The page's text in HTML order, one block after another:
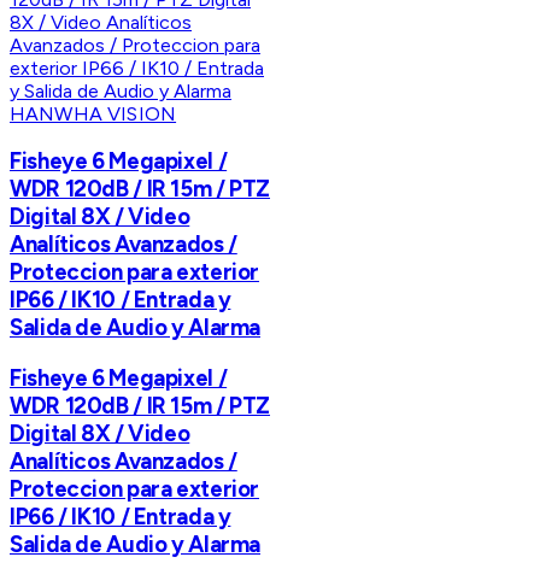
HANWHA VISION
Fisheye 6 Megapixel /
WDR 120dB / IR 15m / PTZ
Digital 8X / Video
Analíticos Avanzados /
Proteccion para exterior
IP66 / IK10 / Entrada y
Salida de Audio y Alarma
Fisheye 6 Megapixel /
WDR 120dB / IR 15m / PTZ
Digital 8X / Video
Analíticos Avanzados /
Proteccion para exterior
IP66 / IK10 / Entrada y
Salida de Audio y Alarma